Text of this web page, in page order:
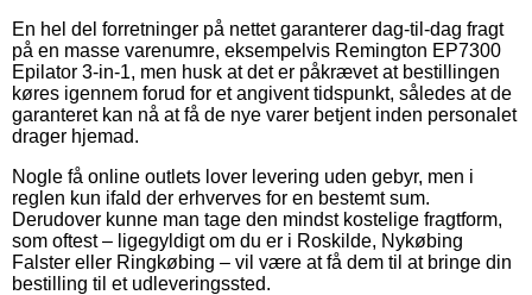
En hel del forretninger på nettet garanterer dag-til-dag fragt
på en masse varenumre, eksempelvis Remington EP7300
Epilator 3-in-1, men husk at det er påkrævet at bestillingen
køres igennem forud for et angivent tidspunkt, således at de
garanteret kan nå at få de nye varer betjent inden personalet
drager hjemad.
Nogle få online outlets lover levering uden gebyr, men i
reglen kun ifald der erhverves for en bestemt sum.
Derudover kunne man tage den mindst kostelige fragtform,
som oftest – ligegyldigt om du er i Roskilde, Nykøbing
Falster eller Ringkøbing – vil være at få dem til at bringe din
bestilling til et udleveringssted.